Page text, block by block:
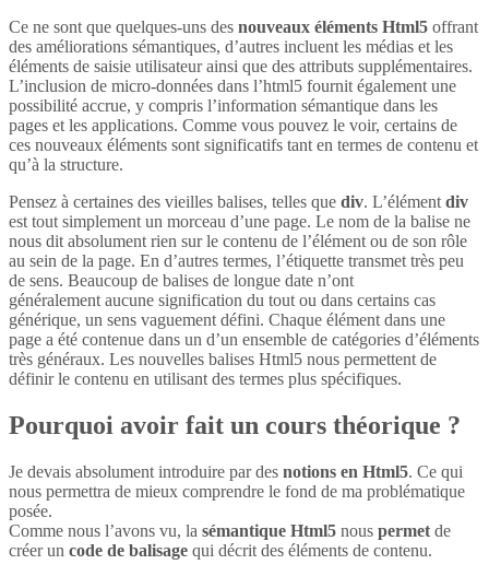
Ce ne sont que quelques-uns des nouveaux éléments Html5 offrant
des améliorations sémantiques, d’autres incluent les médias et les
éléments de saisie utilisateur ainsi que des attributs supplémentaires.
L’inclusion de micro-données dans l’html5 fournit également une
possibilité accrue, y compris l’information sémantique dans les
pages et les applications. Comme vous pouvez le voir, certains de
ces nouveaux éléments sont significatifs tant en termes de contenu et
qu’à la structure.
Pensez à certaines des vieilles balises, telles que div. L’élément div
est tout simplement un morceau d’une page. Le nom de la balise ne
nous dit absolument rien sur le contenu de l’élément ou de son rôle
au sein de la page. En d’autres termes, l’étiquette transmet très peu
de sens. Beaucoup de balises de longue date n’ont
généralement aucune signification du tout ou dans certains cas
générique, un sens vaguement défini. Chaque élément dans une
page a été contenue dans un d’un ensemble de catégories d’éléments
très généraux. Les nouvelles balises Html5 nous permettent de
définir le contenu en utilisant des termes plus spécifiques.
Pourquoi avoir fait un cours théorique ?
Je devais absolument introduire par des notions en Html5. Ce qui
nous permettra de mieux comprendre le fond de ma problématique
posée.
Comme nous l’avons vu, la sémantique Html5 nous permet de
créer un code de balisage qui décrit des éléments de contenu.